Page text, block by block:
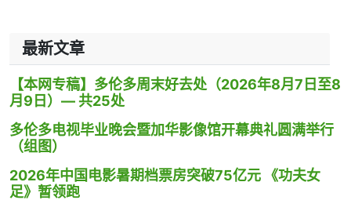
最新文章
【本网专稿】多伦多周末好去处（2026年8月7日至8
月9日）— 共25处
多伦多电视毕业晚会暨加华影像馆开幕典礼圆满举行
（组图）
2026年中国电影暑期档票房突破75亿元 《功夫女
足》暂领跑